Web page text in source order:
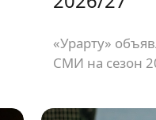
«Урарту»
СМИ на сезон